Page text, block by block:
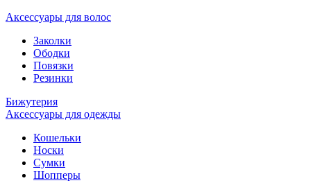
Аксессуары для волос
Заколки
Ободки
Повязки
Резинки
Бижутерия
Аксессуары для одежды
Кошельки
Носки
Сумки
Шопперы